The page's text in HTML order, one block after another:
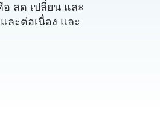
ลด เปลี่ยน และ
ละต่อเนื่อง และ